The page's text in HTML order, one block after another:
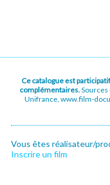
Ce catalogue est
complémentaires.Sources
Unifrance, www.film-
Vous êtes réalisateur/
Inscrire un film